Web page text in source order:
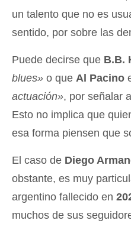
un talento que no es
sentido, por sobre las
Puede decirse que B.B.
blues» o que Al Pacino
actuación», por señalar
Esto no implica que
esa forma piensen que
El caso de Diego
obstante, es muy
argentino fallecido en
muchos de sus